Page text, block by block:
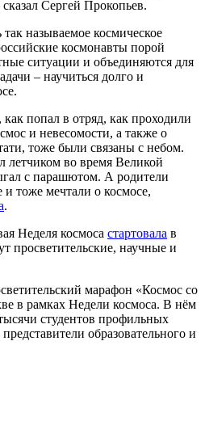
Сергей Прокопьев.
называемое космическое
космонавты порой
ситуации и объединяются для
– научиться долго и
как попал в отряд, как проходили
и невесомости, а также о
тоже были связаны с небом.
летчиком во время Великой
с парашютом. А родители
и тоже мечтали о космосе,
.
Неделя космоса стартовала в
просветительские, научные и
марафон «Космос со
в рамках Недели космоса. В нём
студентов профильных
образовательного и